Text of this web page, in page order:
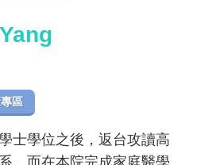
區
士學位之後，返台攻讀高
。而在本院完成家庭醫學